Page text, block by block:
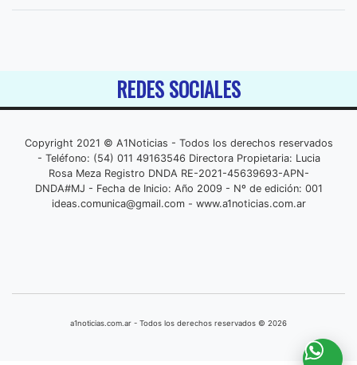
REDES SOCIALES
Copyright 2021 © A1Noticias - Todos los derechos reservados
- Teléfono: (54) 011 49163546 Directora Propietaria: Lucia
Rosa Meza Registro DNDA RE-2021-45639693-APN-
DNDA#MJ - Fecha de Inicio: Año 2009 - Nº de edición: 001
ideas.comunica@gmail.com- www.a1noticias.com.ar
a1noticias.com.ar - Todos los derechos reservados © 2026